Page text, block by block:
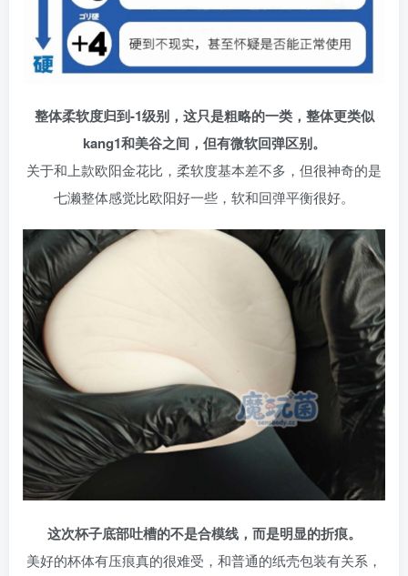
整体柔软度归到-1级别，这只是粗略的一类，整体更类似
kang1和美谷之间，但有微软回弹区别。
关于和上款欧阳金花比，柔软度基本差不多，但很神奇的是
七濑整体感觉比欧阳好一些，软和回弹平衡很好。
这次杯子底部吐槽的不是合模线，而是明显的折痕。
美好的杯体有压痕真的很难受，和普通的纸壳包装有关系，